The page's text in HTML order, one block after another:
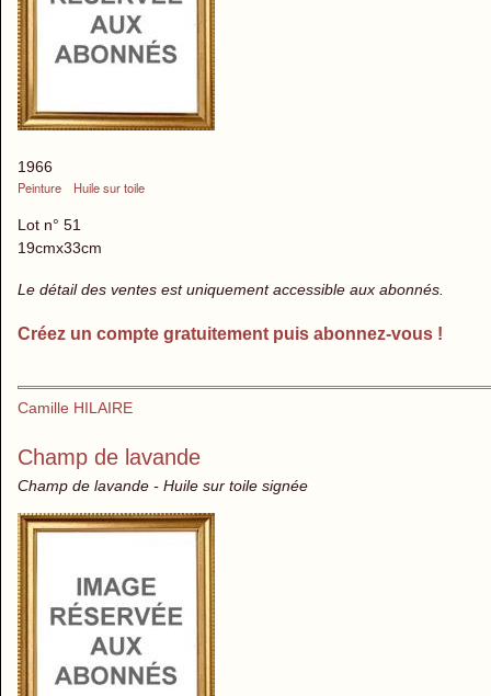
1966
Peinture
Huile sur toile
Lot n° 51
19cmx33cm
Le détail des ventes est uniquement accessible aux abonnés.
Créez un compte gratuitement puis abonnez-vous !
Camille HILAIRE
Champ de lavande
Champ de lavande - Huile sur toile signée